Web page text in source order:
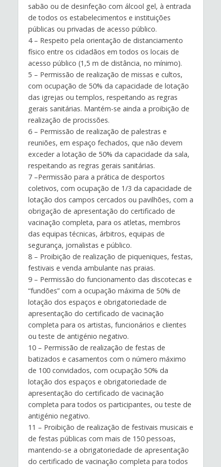
sabão ou de desinfeção com álcool gel, à entrada
de todos os estabelecimentos e instituições
públicas ou privadas de acesso público.
4 – Respeito pela orientação de distanciamento
físico entre os cidadãos em todos os locais de
acesso público (1,5 m de distância, no mínimo).
5 – Permissão de realização de missas e cultos,
com ocupação de 50% da capacidade de lotação
das igrejas ou templos, respeitando as regras
gerais sanitárias. Mantém-se ainda a proibição de
realização de procissões.
6 – Permissão de realização de palestras e
reuniões, em espaço fechados, que não devem
exceder a lotação de 50% da capacidade da sala,
respeitando as regras gerais sanitárias.
7 –Permissão para a prática de desportos
coletivos, com ocupação de 1/3 da capacidade de
lotação dos campos cercados ou pavilhões, com a
obrigação de apresentação do certificado de
vacinação completa, para os atletas, membros
das equipas técnicas, árbitros, equipas de
segurança, jornalistas e público.
8 – Proibição de realização de piqueniques, festas,
festivais e venda ambulante nas praias.
9 – Permissão do funcionamento das discotecas e
“fundões” com a ocupação máxima de 50% de
lotação dos espaços e obrigatoriedade de
apresentação do certificado de vacinação
completa para os artistas, funcionários e clientes
ou teste de antigénio negativo.
10 – Permissão de realização de festas de
batizados e casamentos com o número máximo
de 100 convidados, com ocupação 50% da
lotação dos espaços e obrigatoriedade de
apresentação do certificado de vacinação
completa para todos os participantes, ou teste de
antigénio negativo.
11 – Proibição de realização de festivais musicais e
de festas públicas com mais de 150 pessoas,
mantendo-se a obrigatoriedade de apresentação
do certificado de vacinação completa para todos